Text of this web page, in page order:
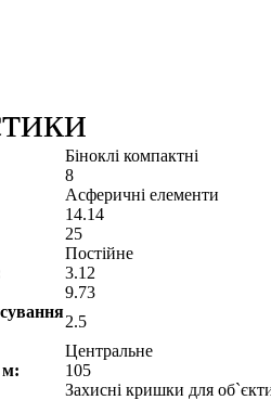
Біноклі компактні
8
Асферичні елементи
14.14
25
Постійне
3.12
9.73
2.5
Центральне
м:
105
Захисні кришки для